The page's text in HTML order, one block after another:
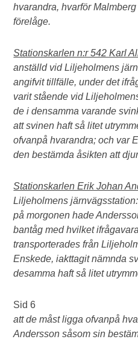
hvarandra, hvarför
förelåge.
Stationskarlen n:r 542 Karl
anställd vid Liljeholmens
angifvit tillfälle, under det
varit stående vid
de i densamma varande
att svinen haft så litet
ofvanpå hvarandra; och var
den bestämda åsikten att
Stationskarlen Erik Johan
Liljeholmens
på morgonen hade
bantåg med hvilket
transporterades från
Enskede, iakttagit nämnda
desamma haft så litet
Sid 6
att de måst ligga ofvanpå
Andersson såsom sin